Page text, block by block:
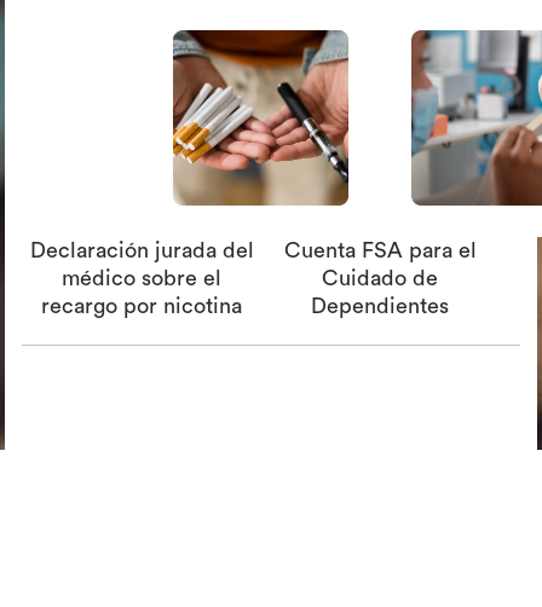
Declaración jurada del
médico sobre el
recargo por nicotina
Cuenta FSA para el
Cuidado de
Dependientes